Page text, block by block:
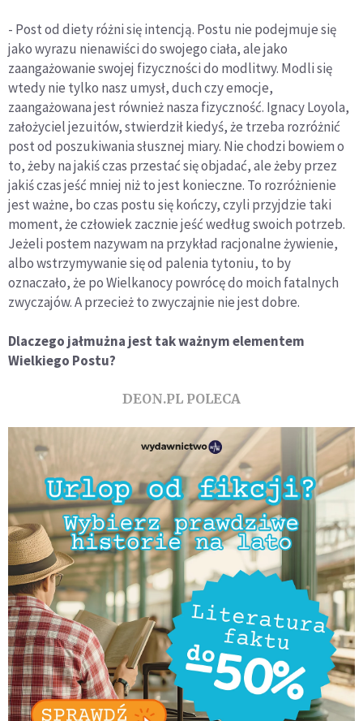
- Post od diety różni się intencją. Postu nie podejmuje się
jako wyrazu nienawiści do swojego ciała, ale jako
zaangażowanie swojej fizyczności do modlitwy. Modli się
wtedy nie tylko nasz umysł, duch czy emocje,
zaangażowana jest również nasza fizyczność. Ignacy Loyola,
założyciel jezuitów, stwierdził kiedyś, że trzeba rozróżnić
post od poszukiwania słusznej miary. Nie chodzi bowiem o
to, żeby na jakiś czas przestać się objadać, ale żeby przez
jakiś czas jeść mniej niż to jest konieczne. To rozróżnienie
jest ważne, bo czas postu się kończy, czyli przyjdzie taki
moment, że człowiek zacznie jeść według swoich potrzeb.
Jeżeli postem nazywam na przykład racjonalne żywienie,
albo wstrzymywanie się od palenia tytoniu, to by
oznaczało, że po Wielkanocy powrócę do moich fatalnych
zwyczajów. A przecież to zwyczajnie nie jest dobre.
Dlaczego jałmużna jest tak ważnym elementem
Wielkiego Postu?
DEON.PL POLECA